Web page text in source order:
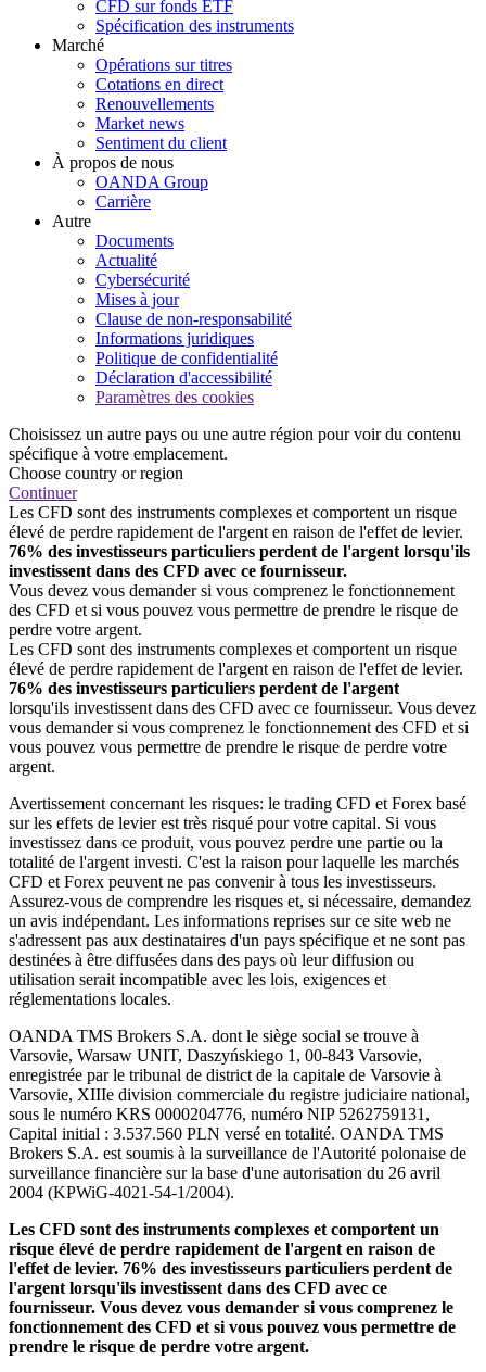
CFD sur fonds ETF
Spécification des instruments
Marché
Opérations sur titres
Cotations en direct
Renouvellements
Market news
Sentiment du client
À propos de nous
OANDA Group
Carrière
Autre
Documents
Actualité
Cybersécurité
Mises à jour
Clause de non-responsabilité
Informations juridiques
Politique de confidentialité
Déclaration d'accessibilité
Paramètres des cookies
Choisissez un autre pays ou une autre région pour voir du contenu
spécifique à votre emplacement.
Choose country or region
Continuer
Les CFD sont des instruments complexes et comportent un risque
élevé de perdre rapidement de l'argent en raison de l'effet de levier.
76% des investisseurs particuliers perdent de l'argent lorsqu'ils
investissent dans des CFD avec ce fournisseur.
Vous devez vous demander si vous comprenez le fonctionnement
des CFD et si vous pouvez vous permettre de prendre le risque de
perdre votre argent.
Les CFD sont des instruments complexes et comportent un risque
élevé de perdre rapidement de l'argent en raison de l'effet de levier.
76% des investisseurs particuliers perdent de l'argent
lorsqu'ils investissent dans des CFD avec ce fournisseur. Vous devez
vous demander si vous comprenez le fonctionnement des CFD et si
vous pouvez vous permettre de prendre le risque de perdre votre
argent.
Avertissement concernant les risques: le trading CFD et Forex basé
sur les effets de levier est très risqué pour votre capital. Si vous
investissez dans ce produit, vous pouvez perdre une partie ou la
totalité de l'argent investi. C'est la raison pour laquelle les marchés
CFD et Forex peuvent ne pas convenir à tous les investisseurs.
Assurez-vous de comprendre les risques et, si nécessaire, demandez
un avis indépendant. Les informations reprises sur ce site web ne
s'adressent pas aux destinataires d'un pays spécifique et ne sont pas
destinées à être diffusées dans des pays où leur diffusion ou
utilisation serait incompatible avec les lois, exigences et
réglementations locales.
OANDA TMS Brokers S.A. dont le siège social se trouve à
Varsovie, Warsaw UNIT, Daszyńskiego 1, 00-843 Varsovie,
enregistrée par le tribunal de district de la capitale de Varsovie à
Varsovie, XIIIe division commerciale du registre judiciaire national,
sous le numéro KRS 0000204776, numéro NIP 5262759131,
Capital initial : 3.537.560 PLN versé en totalité. OANDA TMS
Brokers S.A. est soumis à la surveillance de l'Autorité polonaise de
surveillance financière sur la base d'une autorisation du 26 avril
2004 (KPWiG-4021-54-1/2004).
Les CFD sont des instruments complexes et comportent un
risque élevé de perdre rapidement de l'argent en raison de
l'effet de levier. 76% des investisseurs particuliers perdent de
l'argent lorsqu'ils investissent dans des CFD avec ce
fournisseur. Vous devez vous demander si vous comprenez le
fonctionnement des CFD et si vous pouvez vous permettre de
prendre le risque de perdre votre argent.